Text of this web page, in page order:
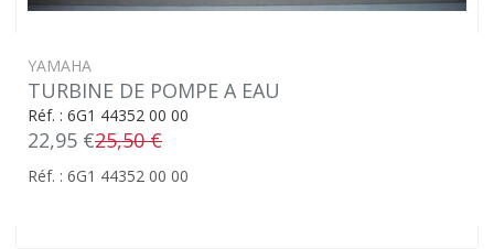
YAMAHA
TURBINE DE POMPE A EAU
Réf. : 6G1 44352 00 00
22,95 €25,50 €
Réf. : 6G1 44352 00 00